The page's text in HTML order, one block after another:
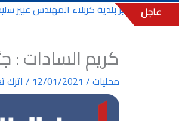
عاجل
مدير بلدية كربلاء المهندس عبير سليم
كريم السادات
محليات/
12/01/2021
/ اترك